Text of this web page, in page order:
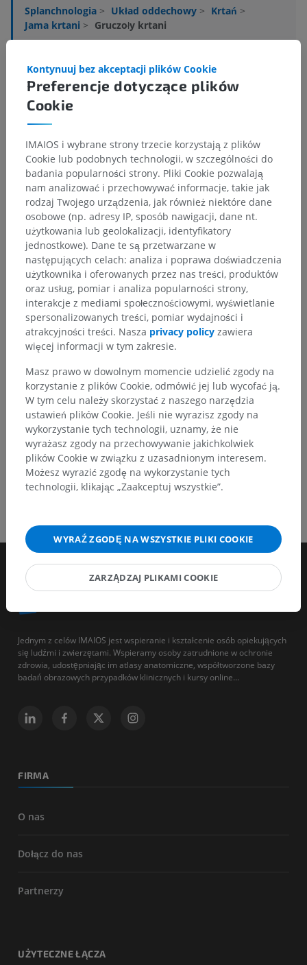
Splanchnologia > Układ oddechowy > Krtań >
Jama krtani > Gruczoły krtani
z tą częścią ciała
Porównawcza anatomia człowieka
Tłumaczenia
Zauważyłeś błąd?
Zachęcamy do przesyłania sugestii poprawek,
tłumaczeń lub innych treści, które przełożą się na
lepszą jakość materiałów.
Zgłoś problem
POBIERZ APLIKACJĘ
Jednym z celów IMAIOS jest wspieranie i kształcenie osób opiekujących
się ludźmi i zwierzętami. Wspieramy osoby zatrudnione w ochronie
zdrowia, udostępniając im atlasy anatomiczne, współtworzone bazy
badań obrazowych przypadków klinicznych i kursy online...
FIRMA
O nas
Dołącz do nas
Partnerzy
UŻYTECZNE ŁĄCZA
Preferencje dotyczące plików
Cookie
Kontynuuj bez akceptacji plików Cookie
IMAIOS i wybrane strony trzecie korzystają z plików
Cookie lub podobnych technologii, w szczególności do
badania popularności strony. Pliki Cookie pozwalają
nam analizować i przechowywać informacje, takie jak
rodzaj Twojego urządzenia, jak również niektóre dane
osobowe (np. adresy IP, sposób nawigacji, dane nt.
użytkowania lub geolokalizacji, identyfikatory
jednostkowe). Dane te są przetwarzane w
następujących celach: analiza i poprawa doświadczenia
użytkownika i oferowanych przez nas treści, produktów
oraz usług, pomiar i analiza popularności strony,
interakcje z mediami społecznościowymi, wyświetlanie
spersonalizowanych treści, pomiar wydajności i
atrakcyjności treści. Nasza privacy policy zawiera
więcej informacji w tym zakresie.
Masz prawo w dowolnym momencie udzielić zgody na
korzystanie z plików Cookie, odmówić jej lub wycofać ją.
W tym celu należy skorzystać z naszego narzędzia
ustawień plików Cookie. Jeśli nie wyrazisz zgody na
wykorzystanie tych technologii, uznamy, że nie
wyrażasz zgody na przechowywanie jakichkolwiek
plików Cookie w związku z uzasadnionym interesem.
Możesz wyrazić zgodę na wykorzystanie tych
technologii, klikając „Zaakceptuj wszystkie”.
WYRAŹ ZGODĘ NA WSZYSTKIE PLIKI COOKIE
ZARZĄDZAJ PLIKAMI COOKIE